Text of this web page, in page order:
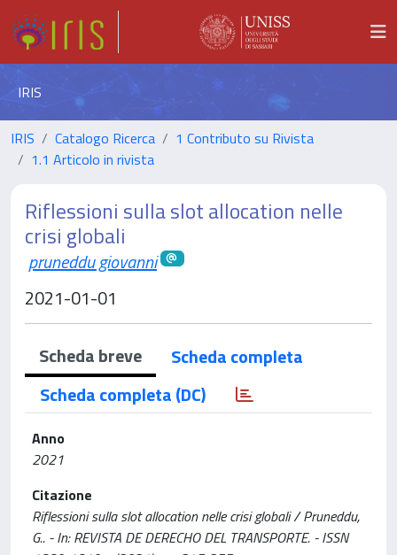
IRIS
IRIS Catalogo Ricerca
1 Contributo su Rivista
1.1 Articolo in rivista
Riflessioni sulla slot allocation nelle
crisi globali
pruneddu giovanni
2021-01-01
Scheda breve
Scheda completa
Scheda completa (DC)
Anno
2021
Citazione
Riflessioni sulla slot allocation nelle crisi globali / Pruneddu,
G.. - In: REVISTA DE DERECHO DEL TRANSPORTE. - ISSN